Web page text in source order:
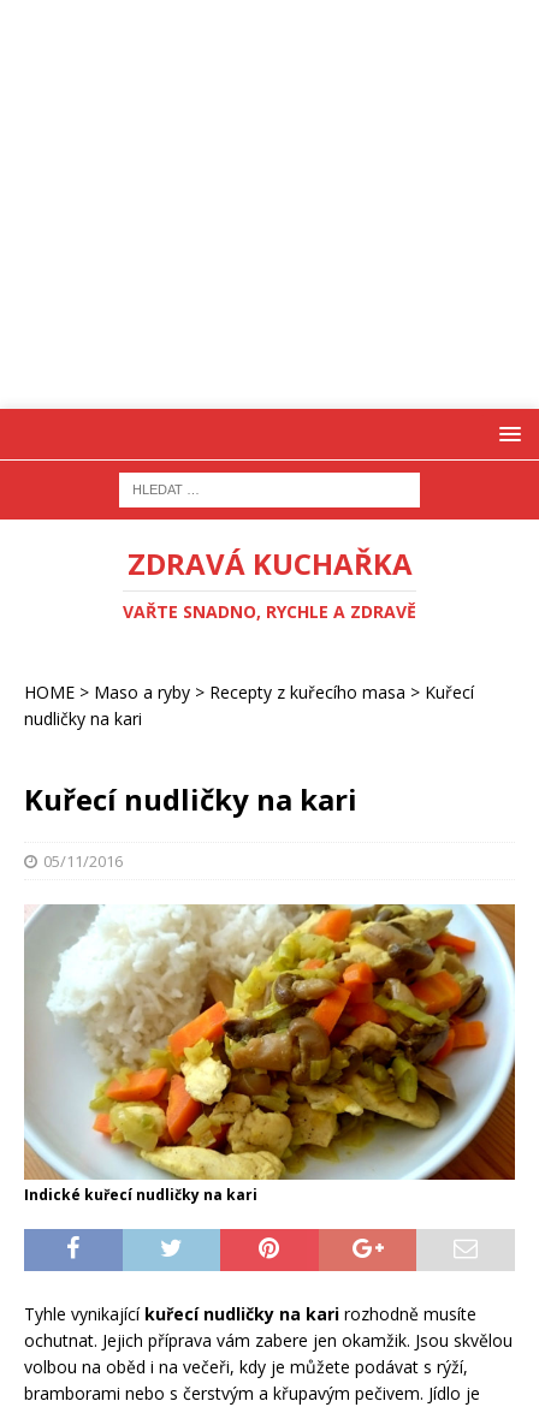
ZDRAVÁ KUCHAŘKA
VAŘTE SNADNO, RYCHLE A ZDRAVĚ
HOME > Maso a ryby > Recepty z kuřecího masa > Kuřecí
nudličky na kari
Kuřecí nudličky na kari
05/11/2016
Indické kuřecí nudličky na kari
Tyhle vynikající kuřecí nudličky na kari rozhodně musíte
ochutnat. Jejich příprava vám zabere jen okamžik. Jsou skvělou
volbou na oběd i na večeři, kdy je můžete podávat s rýží,
bramborami nebo s čerstvým a křupavým pečivem. Jídlo je